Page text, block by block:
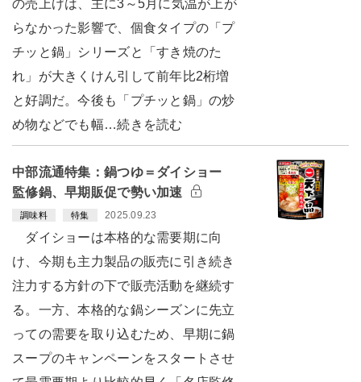
の売上げは、主に3～5月に気温が上が
らなかった影響で、個食タイプの「プ
チッと鍋」シリーズと「すき焼のた
れ」が大きくけん引して前年比2桁増
と好調だ。今後も「プチッと鍋」の炒
め物などでも幅…続きを読む
中部流通特集：鍋つゆ＝ダイショー
監修鍋、早期販促で勢い加速
調味料 特集 2025.09.23
ダイショーは本格的な需要期に向
け、今期も主力製品の販売に引き続き
注力する方針の下で販売活動を継続す
る。一方、本格的な鍋シーズンに先立
っての需要を取り込むため、早期に鍋
スープのキャンペーンをスタートさせ